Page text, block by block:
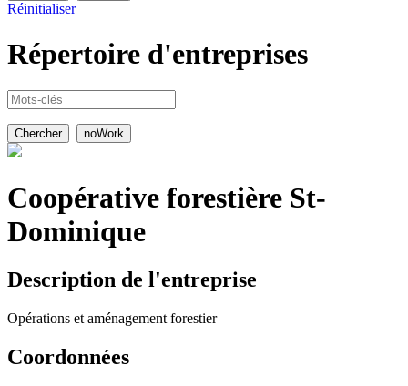
Réinitialiser
Répertoire d'entreprises
Coopérative forestière St-
Dominique
Description de l'entreprise
Opérations et aménagement forestier
Coordonnées